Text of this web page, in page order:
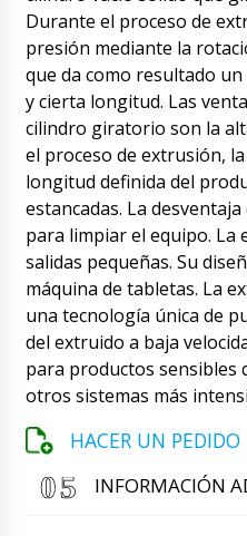
Durante el proceso de
presión mediante la
que da como resultado
y cierta longitud. Las
cilindro giratorio son la
el proceso de extrusión,
longitud definida del
estancadas. La
para limpiar el equipo. La
salidas pequeñas. Su
máquina de tabletas. La
una tecnología única de
del extruido a baja
para productos sensibles
otros sistemas más
HACER UN PEDIDO
INFORMACIÓN
Granulador de polvo seco
mes YR-90 ya pasó.
Roman Tsibulsky
Sophia, buenas
su equipo a
formando un
a la aduana. Te
Stella
Roman, ¿puedes decirme
prensa rotativa para
envíe todavía, le enviaré a
dibujos de nuevos
¡Buenas tardes,
términos de